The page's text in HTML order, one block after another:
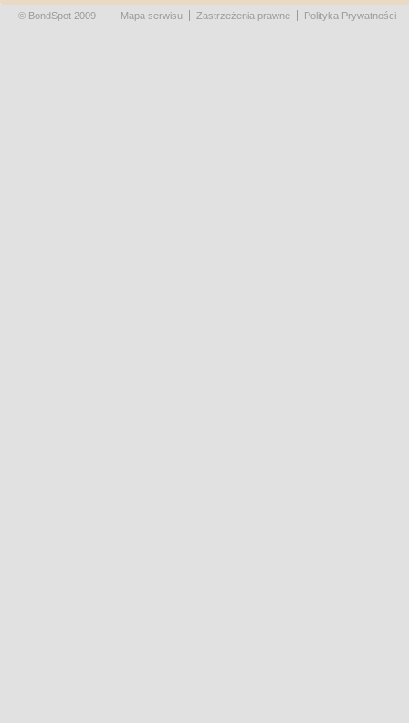
© BondSpot 2009 Mapa serwisu Zastrzeżenia prawne Polityka Prywatności